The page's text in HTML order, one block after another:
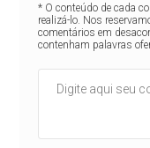
* O conteúdo de cada
realizá-lo. Nos
comentários em
contenham palavras